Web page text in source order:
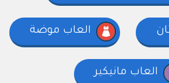
العاب موضة
العاب مانيكير